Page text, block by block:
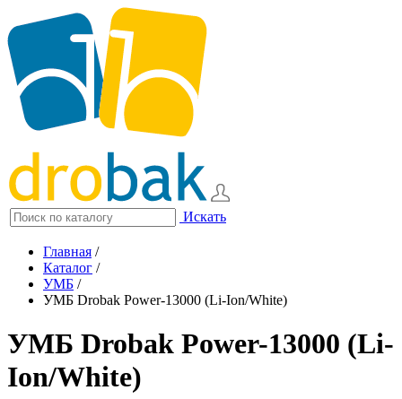
Искать
Главная /
Каталог /
УМБ /
УМБ Drobak Power-13000 (Li-Ion/White)
УМБ Drobak Power-13000 (Li-
Ion/White)